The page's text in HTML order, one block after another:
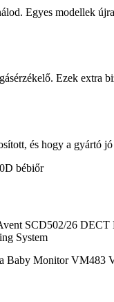
Egyes modellek
Ezek extra
és hogy a gyártó
bébiőr
SCD502/26 DECT
System
Baby Monitor VM483